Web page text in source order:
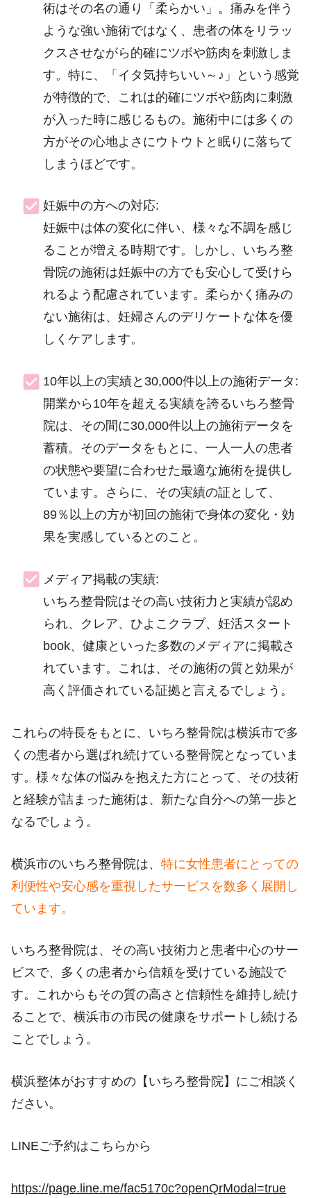
術はその名の通り「柔らかい」。痛みを伴う
ような強い施術ではなく、患者の体をリラッ
クスさせながら的確にツボや筋肉を刺激しま
す。特に、「イタ気持ちいい～♪」という感覚
が特徴的で、これは的確にツボや筋肉に刺激
が入った時に感じるもの。施術中には多くの
方がその心地よさにウトウトと眠りに落ちて
しまうほどです。
妊娠中の方への対応:
妊娠中は体の変化に伴い、様々な不調を感じ
ることが増える時期です。しかし、いちろ整
骨院の施術は妊娠中の方でも安心して受けら
れるよう配慮されています。柔らかく痛みの
ない施術は、妊婦さんのデリケートな体を優
しくケアします。
10年以上の実績と30,000件以上の施術データ:
開業から10年を超える実績を誇るいちろ整骨
院は、その間に30,000件以上の施術データを
蓄積。そのデータをもとに、一人一人の患者
の状態や要望に合わせた最適な施術を提供し
ています。さらに、その実績の証として、
89％以上の方が初回の施術で身体の変化・効
果を実感しているとのこと。
メディア掲載の実績:
いちろ整骨院はその高い技術力と実績が認め
られ、クレア、ひよこクラブ、妊活スタート
book、健康といった多数のメディアに掲載さ
れています。これは、その施術の質と効果が
高く評価されている証拠と言えるでしょう。
これらの特長をもとに、いちろ整骨院は横浜市で多
くの患者から選ばれ続けている整骨院となっていま
す。様々な体の悩みを抱えた方にとって、その技術
と経験が詰まった施術は、新たな自分への第一歩と
なるでしょう。
横浜市のいちろ整骨院は、 特に女性患者にとっての
利便性や安心感を重視したサービスを数多く展開し
ています。
いちろ整骨院は、その高い技術力と患者中心のサー
ビスで、多くの患者から信頼を受けている施設で
す。これからもその質の高さと信頼性を維持し続け
ることで、横浜市の市民の健康をサポートし続ける
ことでしょう。
横浜整体がおすすめの【いちろ整骨院】にご相談く
ださい。
LINEご予約はこちらから
https://page.line.me/fac5170c?openQrModal=true